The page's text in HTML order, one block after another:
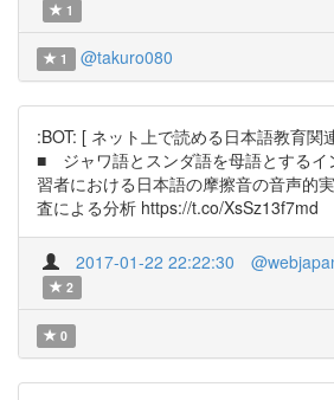
1
1 @takuro080
:BOT: [ ネット上で読める日本語教育関
■ ジャワ語とスンダ語を母語とするイ
習者における日本語の摩擦音の音声的
査による分析 https://t.co/XsSz13f7md
2017-01-22 22:22:30
2
0